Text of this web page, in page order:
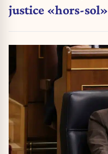
justice «hors-sol»